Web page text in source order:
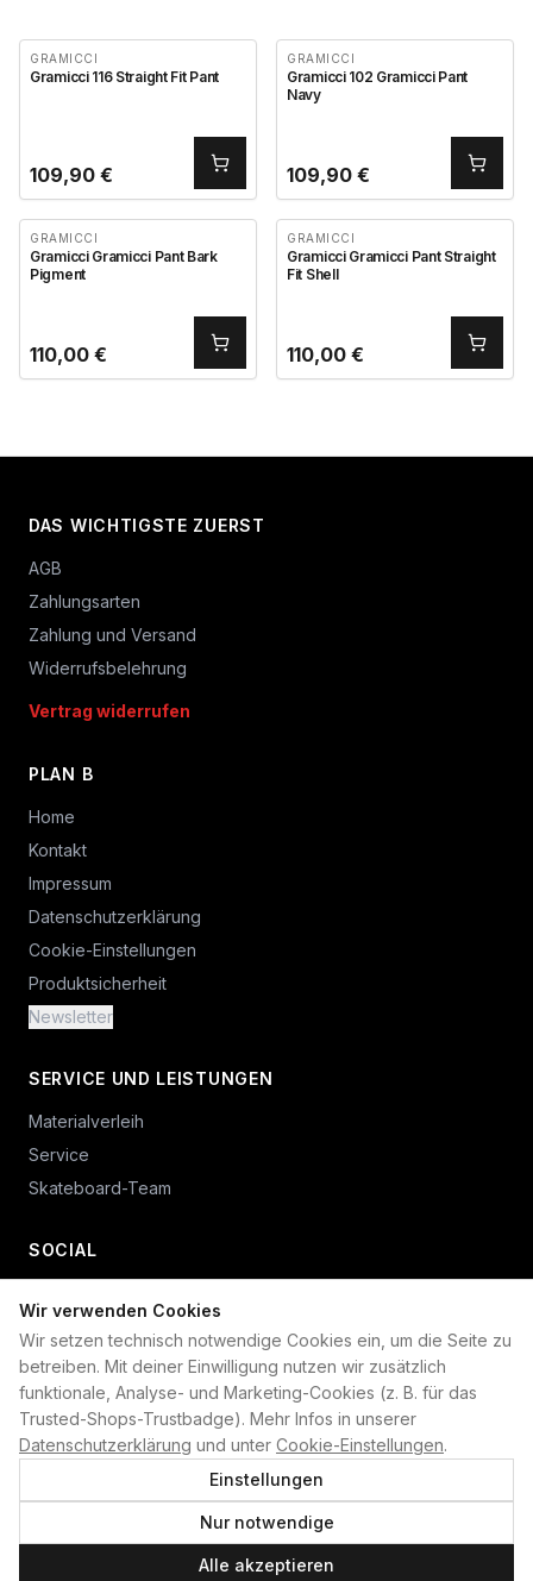
Wir verwenden Cookies
Wir setzen technisch notwendige Cookies ein, um die Seite zu
betreiben. Mit deiner Einwilligung nutzen wir zusätzlich
funktionale, Analyse- und Marketing-Cookies (z. B. für das
Trusted-Shops-Trustbadge). Mehr Infos in unserer
Datenschutzerklärung und unter Cookie-Einstellungen.
Einstellungen
Nur notwendige
Alle akzeptieren
GRAMICCI
Gramicci 116 Straight Fit Pant
109,90 €
GRAMICCI
Gramicci 102 Gramicci Pant
Navy
109,90 €
GRAMICCI
Gramicci Gramicci Pant Bark
Pigment
110,00 €
GRAMICCI
Gramicci Gramicci Pant Straight
Fit Shell
110,00 €
DAS WICHTIGSTE ZUERST
AGB
Zahlungsarten
Zahlung und Versand
Widerrufsbelehrung
Vertrag widerrufen
PLAN B
Home
Kontakt
Impressum
Datenschutzerklärung
Cookie-Einstellungen
Produktsicherheit
Newsletter
SERVICE UND LEISTUNGEN
Materialverleih
Service
Skateboard-Team
SOCIAL
+49 234 687 00 38
shop@plan-b-funsport.de
Sichere Zahlung mit: